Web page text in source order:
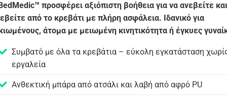
προσφέρει αξιόπιστη βοήθεια για να ανεβείτε
από το κρεβάτι με πλήρη ασφάλεια. Ιδανικό για
άτομα με μειωμένη κινητικότητα ή έγκυες
Συμβατό με όλα τα κρεβάτια – εύκολη εγκατάσταση
εργαλεία
Ανθεκτική μπάρα από ατσάλι και λαβή από αφρό PU